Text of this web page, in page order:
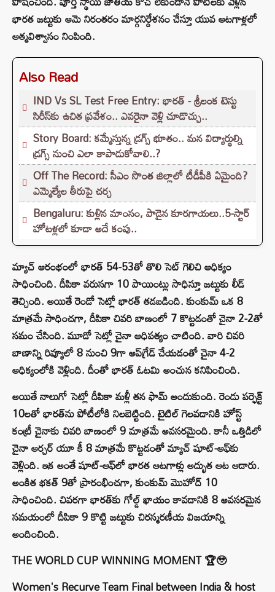
భారత జట్టుకు ఆమె నిరంతరం మార్గనిర్దేశనం చేస్తూ యువ ఆటగాళ్లలో
ఆత్మవిశ్వాసం నింపింది.
Also Read
IND Vs SL Test Free Entry: భారత్ - శ్రీలంక టెస్టు
సిరీస్‌కు ఉచిత ప్రవేశం.. ఎవరైనా వెళ్లి చూడొచ్చు..
Story Board: కమ్మేస్తున్న డ్రగ్స్ భూతం.. మన విద్యార్థుల్ని
డ్రగ్స్ నుంచి ఎలా కాపాడుకోవాలి..?
Off The Record: సీఎం సొంత జిల్లాలో టీడీపీకి ఏమైంది?
ఎమ్మెల్యేల తీరుపై చర్చ
Bengaluru: కుళ్లిన మాంసం, పాడైన కూరగాయలు..5-స్టార్
హోటళ్లలో కూడా అదే కంపు..
మ్యాచ్ ఆరంభంలో భారత్ 54-53తో తొలి సెట్ గెలిచి ఆధిక్యం
సాధించింది. దీపికా వరుసగా 10 పాయింట్లు సాధిస్తూ జట్టుకు లీడ్
తెచ్చింది. అయితే రెండో సెట్లో భారత్ తడబడింది. కుంకుమ్ ఒక 8
మాత్రమే సాధించగా, దీపికా చివరి బాణంలో 7 కొట్టడంతో చైనా 2-2తో
సమం చేసింది. మూడో సెట్లో చైనా ఆధిపత్యం చాటింది. వారి చివరి
బాణాన్ని రివ్యూలో 8 నుంచి 9గా అప్‌గ్రేడ్ చేయడంతో చైనా 4-2
ఆధిక్యంలోకి వెళ్లింది. దీంతో భారత్ ఓటమి అంచున కనిపించింది.
అయితే నాలుగో సెట్లో దీపికా మళ్లీ తన ఫామ్ అందుకుంది. రెండు పర్ఫెక్ట్
10లతో భారత్‌ను పోటీలోకి నిలబెట్టింది. టైటిల్ గెలవడానికి హోస్ట్
కంట్రీ చైనాకు చివరి బాణంలో 9 మాత్రమే అవసరమైంది. కానీ ఒత్తిడిలో
చైనా ఆర్చర్ యూ కీ 8 మాత్రమే కొట్టడంతో మ్యాచ్ షూట్-ఆఫ్‌కు
వెళ్లింది. ఇక అంతే షూట్-ఆఫ్‌లో భారత ఆటగాళ్లు అద్భుత ఆట ఆడారు.
అంకిత భకత్ 9తో ప్రారంభించగా, కుంకుమ్ మొహోద్ 10
సాధించింది. చివరగా భారత్‌కు గోల్డ్ ఖాయం కావడానికి 8 అవసరమైన
సమయంలో దీపికా 9 కొట్టి జట్టుకు చిరస్మరణీయ విజయాన్ని
అందించింది.
THE WORLD CUP WINNING MOMENT 🏆🥹
Women's Recurve Team Final between India & host